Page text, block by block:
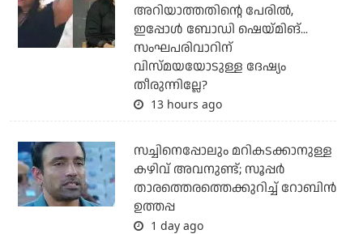
അറിയാത്തതിന്റെ പേരില്‍,
ഇപ്പോള്‍ ബോഡി ഷെയ്മിങ്...
സംഘപരിവാറിന്
വിസ്മയയോടുള്ള ദേഷ്യം
തീരുന്നില്ലേ?
13 hours ago
സച്ചിനെപ്പോലും മറികടക്കാനുള്ള
കഴിവ് അവനുണ്ട്; സൂപ്പര്‍
താരത്തെരത്തെക്കുറിച്ച് റോബിന്‍
ഉത്തപ്പ
1 day ago